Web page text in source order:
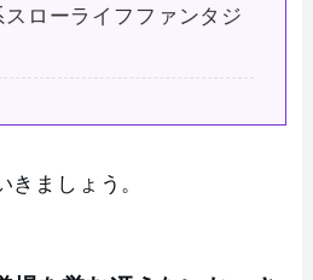
ローライフファンタジ
きましょう。